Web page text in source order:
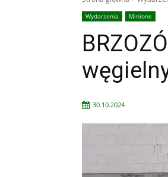
Wydarzenia Minione
30.10.2024